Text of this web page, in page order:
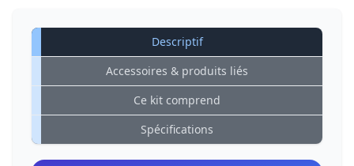
Descriptif
Accessoires & produits liés
Ce kit comprend
Spécifications